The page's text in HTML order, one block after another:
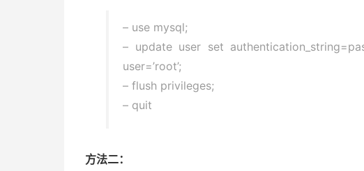
– use mysql;
– update user set
user=’root’;
– flush privileges;
– quit
方法二：